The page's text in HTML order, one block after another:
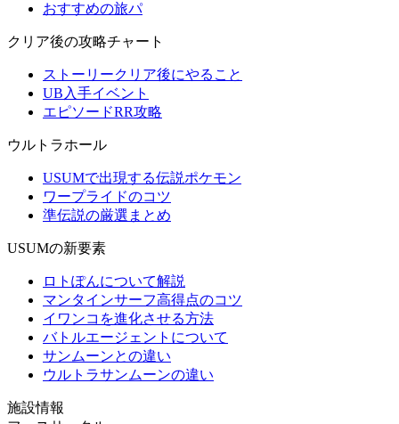
おすすめの旅パ
クリア後の攻略チャート
ストーリークリア後にやること
UB入手イベント
エピソードRR攻略
ウルトラホール
USUMで出現する伝説ポケモン
ワープライドのコツ
準伝説の厳選まとめ
USUMの新要素
ロトぽんについて解説
マンタインサーフ高得点のコツ
イワンコを進化させる方法
バトルエージェントについて
サンムーンとの違い
ウルトラサンムーンの違い
施設情報